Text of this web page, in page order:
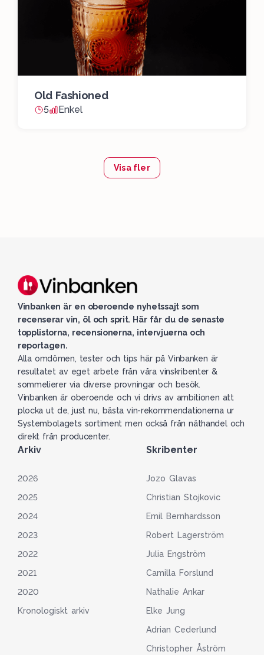
Old Fashioned
5 Enkel
Visa fler
Vinbanken är en oberoende nyhetssajt som
recenserar vin, öl och sprit. Här får du de senaste
topplistorna, recensionerna, intervjuerna och
reportagen.
Alla omdömen, tester och tips här på Vinbanken är
resultatet av eget arbete från våra vinskribenter &
sommelierer via diverse provningar och besök.
Vinbanken är oberoende och vi drivs av ambitionen att
plocka ut de, just nu, bästa vin-rekommendationerna ur
Systembolagets sortiment men också från näthandel och
direkt från producenter.
Arkiv
2026
2025
2024
2023
2022
2021
2020
Kronologiskt arkiv
Skribenter
Jozo Glavas
Christian Stojkovic
Emil Bernhardsson
Robert Lagerström
Julia Engström
Camilla Forslund
Nathalie Ankar
Elke Jung
Adrian Cederlund
Christopher Åström